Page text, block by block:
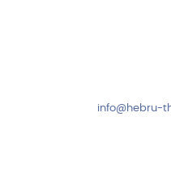
info@hebru-